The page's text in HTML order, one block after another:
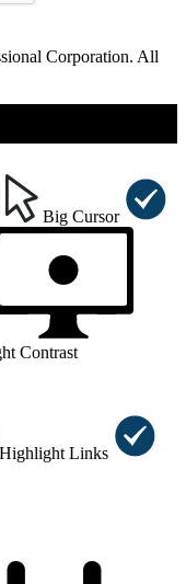
Corporation. All
Big Cursor
Contrast
Highlight Links